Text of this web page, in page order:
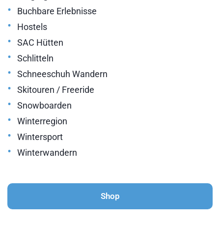
• Buchbare Erlebnisse
• Hostels
• SAC Hütten
• Schlitteln
• Schneeschuh Wandern
• Skitouren / Freeride
• Snowboarden
• Winterregion
• Wintersport
• Winterwandern
Shop